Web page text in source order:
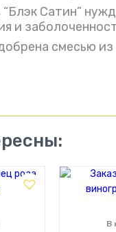
Сатин”
и
смесью
В